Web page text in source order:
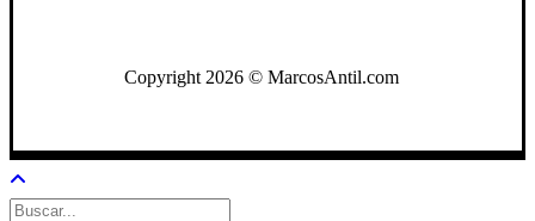
Copyright 2026 © MarcosAntil.com